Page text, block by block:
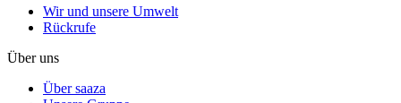
Wir und unsere Umwelt
Rückrufe
Über uns
Über saaza